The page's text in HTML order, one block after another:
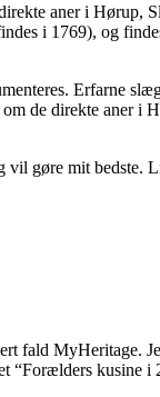
aner i
i 1769), og
Erfarne
de direkte aner i
gøre mit
fald MyHeritage.
“Forælders kusine i